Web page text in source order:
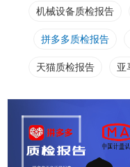
机械设备质检报告
拼多多质检报告
天猫质检报告 亚